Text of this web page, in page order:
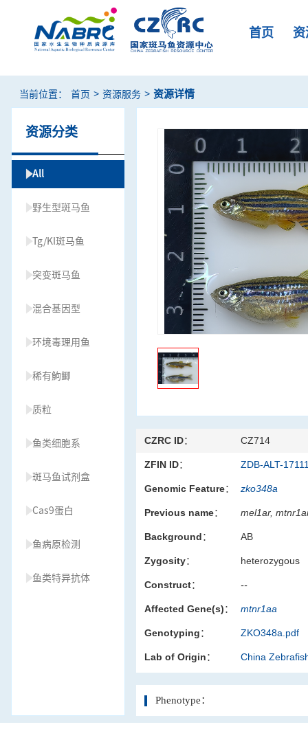
首页
当前位置： 首页 > 资源服务 > 资源详情
资源分类
All
野生型斑马鱼
Tg/KI斑马鱼
突变斑马鱼
混合基因型
环境毒理用鱼
稀有鮈鲫
质粒
鱼类细胞系
斑马鱼试剂盒
Cas9蛋白
鱼病原检测
鱼类特异抗体
CZRC ID： CZ714
ZFIN ID： ZDB-ALT-
Genomic Feature： zko348a
Previous name： mel1ar,
Background： AB
Zygosity： heterozygous
Construct： --
Affected Gene(s)： mtnr1aa
Genotyping： ZKO348a.pdf
Lab of Origin： China
Phenotype：